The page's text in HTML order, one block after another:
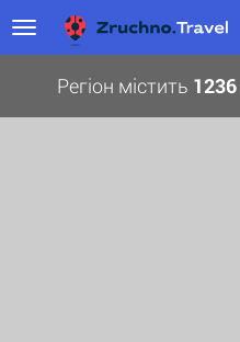
Регіон містить 1236